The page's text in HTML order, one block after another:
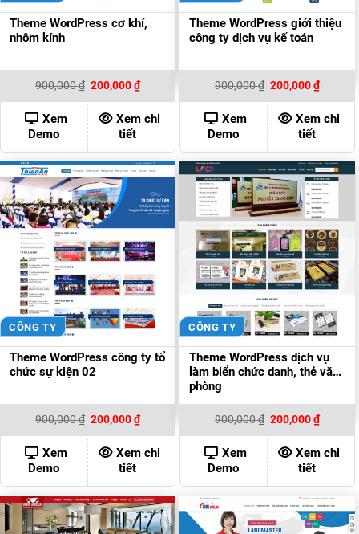
Theme WordPress cơ khí,
nhôm kính
900,000₫ Giá
gốc
là:
900,000 ₫.
200,000₫Giá
hiện
tại
là:
200,000 ₫.
Xem
Demo
Xem chi
tiết
Theme WordPress giới thiệu
công ty dịch vụ kế toán
900,000₫ Giá
gốc
là:
900,000 ₫.
200,000₫Giá
hiện
tại
là:
Xem
Demo
Xem chi
tiết
CÔNG TY
Theme WordPress công ty tổ
chức sự kiện 02
900,000₫ Giá
là:
900,000 ₫.
200,000₫Giá
hiện
tại
là:
200,000 ₫.
Xem
Demo
Xem chi
tiết
CÔNG TY
Theme WordPress dịch vụ
làm biển chức danh, thẻ văn
phòng
900,000₫ Giá
là:
900,000 ₫.
200,000₫Giá
hiện
tại
là:
Xem
Demo
Xem chi
tiết